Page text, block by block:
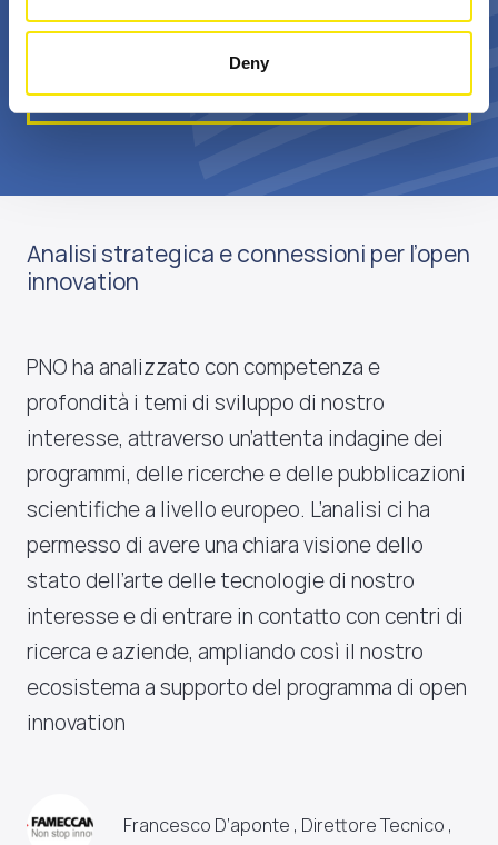
Deny
Scopri di più su di noi
Analisi strategica e connessioni per l’open
innovation
PNO ha analizzato con competenza e
profondità i temi di sviluppo di nostro
interesse, attraverso un’attenta indagine dei
programmi, delle ricerche e delle pubblicazioni
scientifiche a livello europeo. L’analisi ci ha
permesso di avere una chiara visione dello
stato dell’arte delle tecnologie di nostro
interesse e di entrare in contatto con centri di
ricerca e aziende, ampliando così il nostro
ecosistema a supporto del programma di open
innovation
Francesco D’aponte , Direttore Tecnico ,